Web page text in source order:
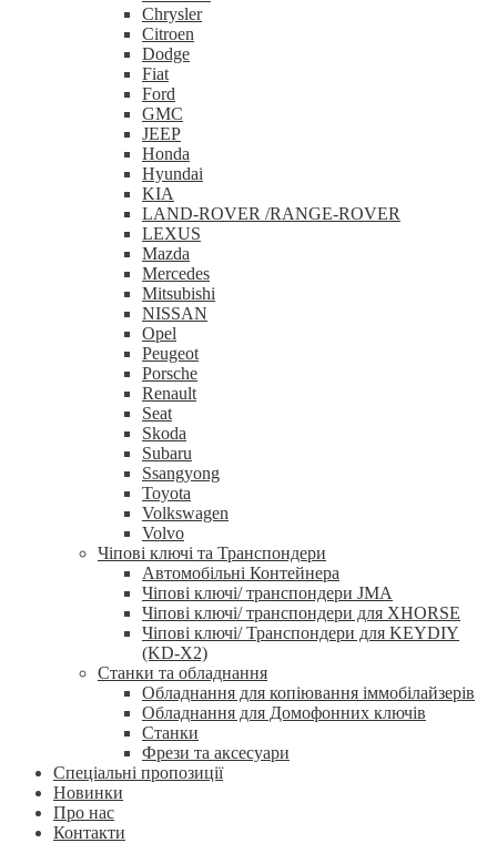
Chrysler
Citroen
Dodge
Fiat
Ford
GMC
JEEP
Honda
Hyundai
KIA
LAND-ROVER /RANGE-ROVER
LEXUS
Mazda
Mercedes
Mitsubishi
NISSAN
Opel
Peugeot
Porsche
Renault
Seat
Skoda
Subaru
Ssangyong
Toyota
Volkswagen
Volvo
Чіпові ключі та Транспондери
Автомобільні Контейнера
Чіпові ключі/ транспондери JMA
Чіпові ключі/ транспондери для XHORSE
Чіпові ключі/ Транспондери для KEYDIY
(KD-X2)
Станки та обладнання
Обладнання для копіювання іммобілайзерів
Обладнання для Домофонних ключів
Станки
Фрези та аксесуари
Спеціальні пропозиції
Новинки
Про нас
Контакти